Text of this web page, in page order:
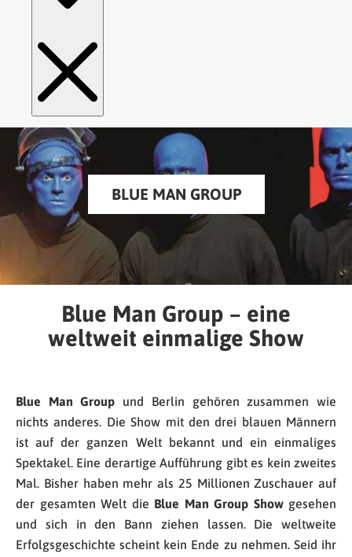
BLUE MAN GROUP
Blue Man Group – eine
weltweit einmalige Show
Blue Man Group und Berlin gehören zusammen wie
nichts anderes. Die Show mit den drei blauen Männern
ist auf der ganzen Welt bekannt und ein einmaliges
Spektakel. Eine derartige Aufführung gibt es kein zweites
Mal. Bisher haben mehr als 25 Millionen Zuschauer auf
der gesamten Welt die Blue Man Group Show gesehen
und sich in den Bann ziehen lassen. Die weltweite
Erfolgsgeschichte scheint kein Ende zu nehmen. Seid ihr